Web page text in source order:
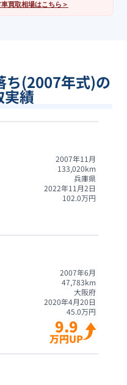
買取相場はこちら＞
ち(2007年式)の
実績
2007年11月
133,020km
兵庫県
2022年11月2日
102.0万円
2007年6月
47,783km
大阪府
2020年4月20日
45.0万円
9.9
万円UP